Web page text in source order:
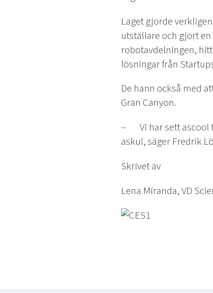
Laget gjorde
utställare och gjort
robotavdelningen,
lösningar från
De hann också med
Gran Canyon.
– Vi har sett ascool
askul, säger Fredrik
Skrivet av
Lena Miranda, VD